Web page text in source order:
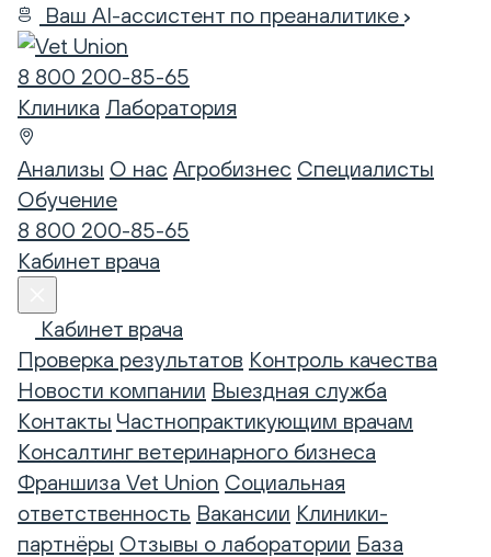
Ваш AI-ассистент по преаналитике
8 800 200-85-65
Клиника Лаборатория
Анализы О нас Агробизнес Специалисты
Обучение
8 800 200-85-65
Кабинет врача
Кабинет врача
Проверка результатов Контроль качества
Новости компании Выездная служба
Контакты Частнопрактикующим врачам
Консалтинг ветеринарного бизнеса
Франшиза Vet Union Социальная
ответственность Вакансии Клиники-
партнёры Отзывы о лаборатории База